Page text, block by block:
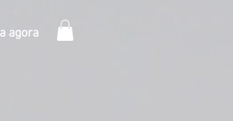
agora